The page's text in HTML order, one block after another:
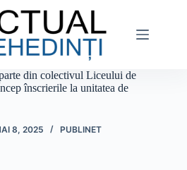
din colectivul Liceului de
înscrierile la unitatea de
8, 2025 PUBLINET